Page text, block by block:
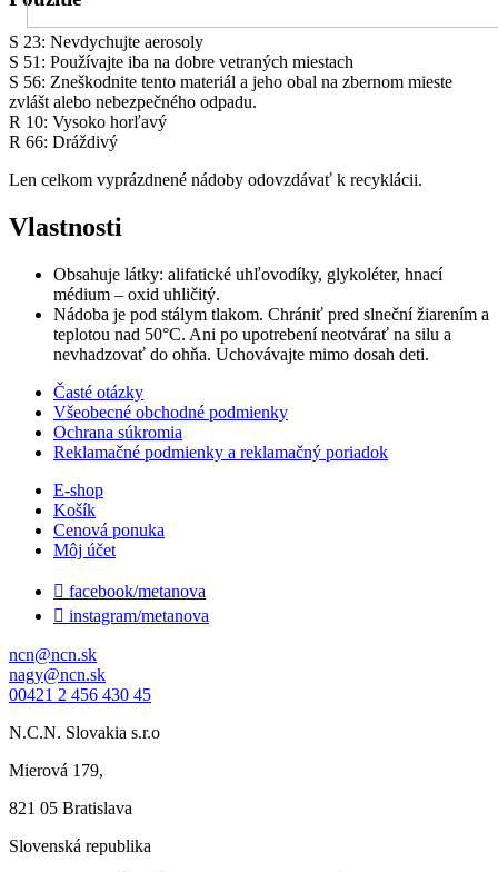
S 23: Nevdychujte aerosoly
S 51: Používajte iba na dobre vetraných miestach
S 56: Zneškodnite tento materiál a jeho obal na zbernom mieste
zvlášt alebo nebezpečného odpadu.
R 10: Vysoko horľavý
R 66: Dráždivý
Len celkom vyprázdnené nádoby odovzdávať k recyklácii.
Vlastnosti
Obsahuje látky: alifatické uhľovodíky, glykoléter, hnací
médium – oxid uhličitý.
Nádoba je pod stálym tlakom. Chrániť pred slneční žiarením a
teplotou nad 50°C. Ani po upotrebení neotvárať na silu a
nevhadzovať do ohňa. Uchovávajte mimo dosah deti.
Časté otázky
Všeobecné obchodné podmienky
Ochrana súkromia
Reklamačné podmienky a reklamačný poriadok
E-shop
Košík
Cenová ponuka
Môj účet
 facebook/metanova
 instagram/metanova
ncn@ncn.sk
nagy@ncn.sk
00421 2 456 430 45
N.C.N. Slovakia s.r.o
Mierová 179,
821 05 Bratislava
Slovenská republika